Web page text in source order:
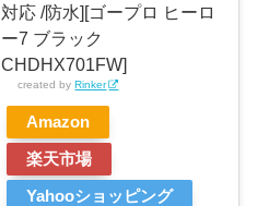
対応 /防水][ゴープロ ヒーロ
ー7 ブラック
CHDHX701FW]
created byRinker
Amazon
楽天市場
Yahooショッピング